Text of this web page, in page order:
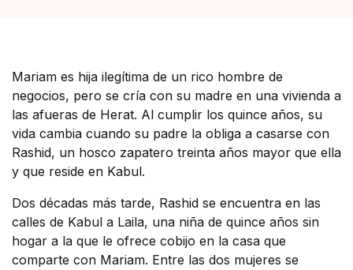
Mariam es hija ilegítima de un rico hombre de
negocios, pero se cría con su madre en una vivienda a
las afueras de Herat. Al cumplir los quince años, su
vida cambia cuando su padre la obliga a casarse con
Rashid, un hosco zapatero treinta años mayor que ella
y que reside en Kabul.
Dos décadas más tarde, Rashid se encuentra en las
calles de Kabul a Laila, una niña de quince años sin
hogar a la que le ofrece cobijo en la casa que
comparte con Mariam. Entre las dos mujeres se